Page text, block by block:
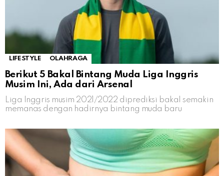
LIFESTYLE OLAHRAGA
Berikut 5 Bakal Bintang Muda Liga Inggris
Musim Ini, Ada dari Arsenal
Liga Inggris musim 2021/2022 diprediksi bakal semakin
memanas dengan hadirnya bintang muda baru